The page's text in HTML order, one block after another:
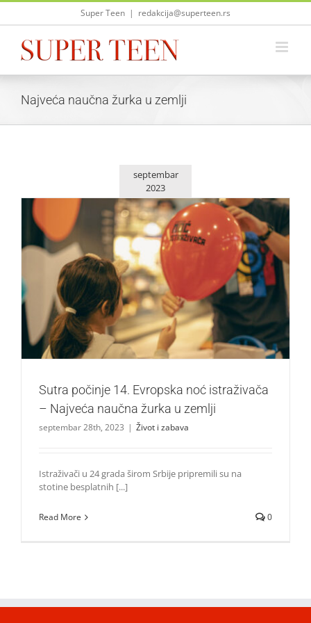
Skip
Super Teen | redakcija@superteen.rs
Najveća naučna žurka u zemlji
septembar
2023
Sutra počinje 14. Evropska noć istraživača – Najveća
naučna žurka u zemlji
Život i zabava
Sutra počinje 14. Evropska noć istraživača
– Najveća naučna žurka u zemlji
septembar 28th, 2023 | Život i zabava
Istraživači u 24 grada širom Srbije pripremili su na
stotine besplatnih [...]
Read More 0